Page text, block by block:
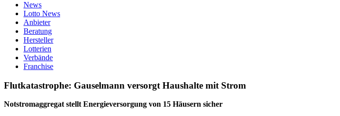
News
Lotto News
Anbieter
Beratung
Hersteller
Lotterien
Verbände
Franchise
Flutkatastrophe: Gauselmann versorgt Haushalte mit Strom
Notstromaggregat stellt Energieversorgung von 15 Häusern sicher